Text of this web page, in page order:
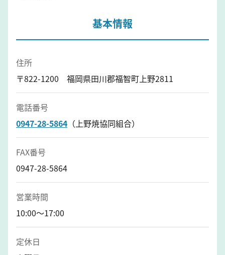
基本情報
住所
〒822-1200 福岡県田川郡福智町上野2811
電話番号
0947-28-5864 （上野焼協同組合）
FAX番号
0947-28-5864
営業時間
10:00～17:00
定休日